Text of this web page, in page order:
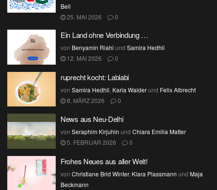
Beil
25. MAI 2026
0
Ein Land ohne Verbindung …
von Benyamin Riahi und Samira Hedhli
12. MAI 2026
0
ruprecht kocht: Lablabi
von Samira Hedhli, Karla Walderund Felix Albrecht
8. MÄRZ 2026
0
News aus Neu-Delhi
von Seraphim Kirjuhin und Chiara Emilia Matter
5. FEBRUAR 2026
0
Frohes Neues aus aller Welt!
von Christiane Brid Winter, Klara Plassmann und Maja
Beckmann